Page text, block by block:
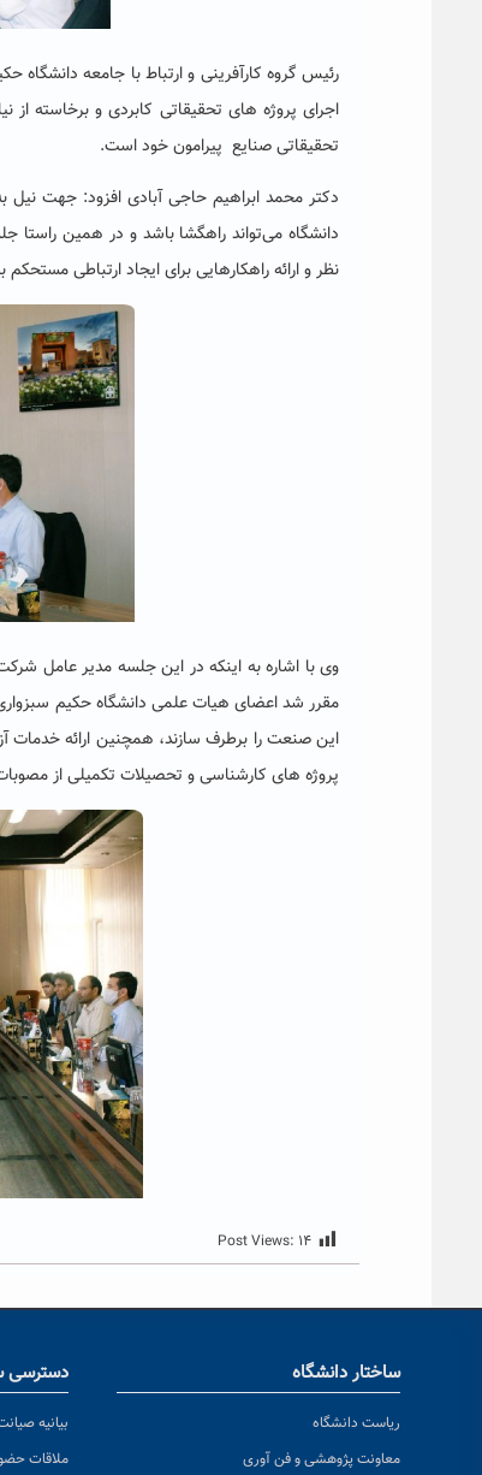
رئیس گروه کارآفرینی و ارتباط با جامعه
اجرای پروژه های تحقیقاتی کابردی و برخاسته
تحقیقاتی صنایع پیرامون خود است.
دکتر محمد ابراهیم حاجی آبادی افزود: جهت
دانشگاه می‌تواند راهگشا باشد و در همین
نظر و ارائه راهکارهایی برای ایجاد ارتباطی
وی با اشاره به اینکه در این جلسه مدیر عامل
مقرر شد اعضای هیات علمی دانشگاه حکیم
این صنعت را برطرف سازند، همچنین ارائه
پروژه های کارشناسی و تحصیلات تکمیلی از
Post Views: ۱۴
ساختار دانشگاه
ریاست دانشگاه
معاونت پژوهشی و فن آوری
دسترسی
بیانیه
ملاقات